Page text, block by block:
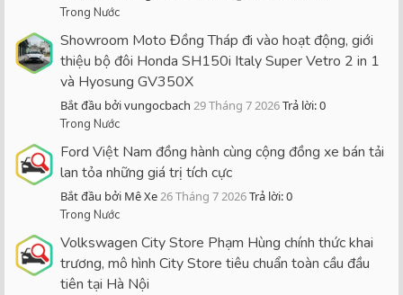
Trong Nước
Showroom Moto Đồng Tháp đi vào hoạt động, giới
thiệu bộ đôi Honda SH150i Italy Super Vetro 2 in 1
và Hyosung GV350X
Bắt đầu bởi vungocbach 29 Tháng 7 2026Trả lời: 0
Trong Nước
Ford Việt Nam đồng hành cùng cộng đồng xe bán tải
lan tỏa những giá trị tích cực
Bắt đầu bởi Mê Xe26 Tháng 7 2026Trả lời: 0
Trong Nước
Volkswagen City Store Phạm Hùng chính thức khai
trương, mô hình City Store tiêu chuẩn toàn cầu đầu
tiên tại Hà Nội